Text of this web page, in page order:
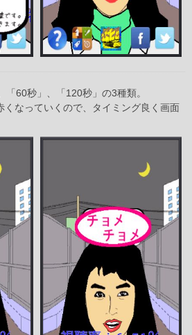
60秒」、「120秒」の3種類。
くなっていくので、タイミング良く画面